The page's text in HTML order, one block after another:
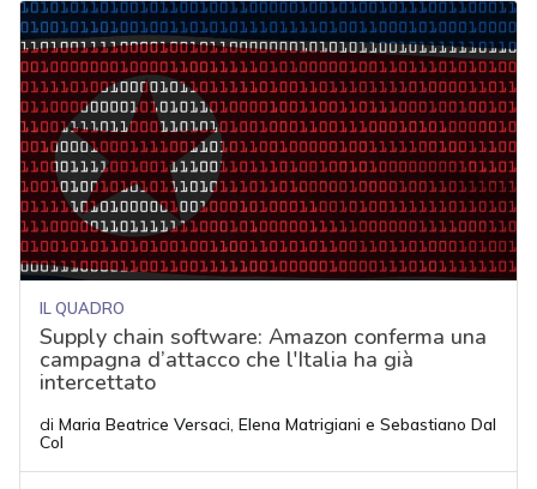
IL QUADRO
Supply chain software: Amazon conferma una
campagna d’attacco che l'Italia ha già
intercettato
di Maria Beatrice Versaci, Elena Matrigiani e Sebastiano Dal
Col